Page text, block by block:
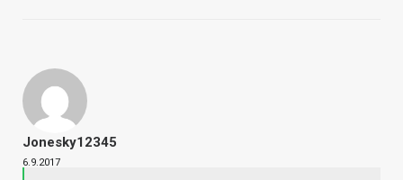
Jonesky12345
6.9.2017